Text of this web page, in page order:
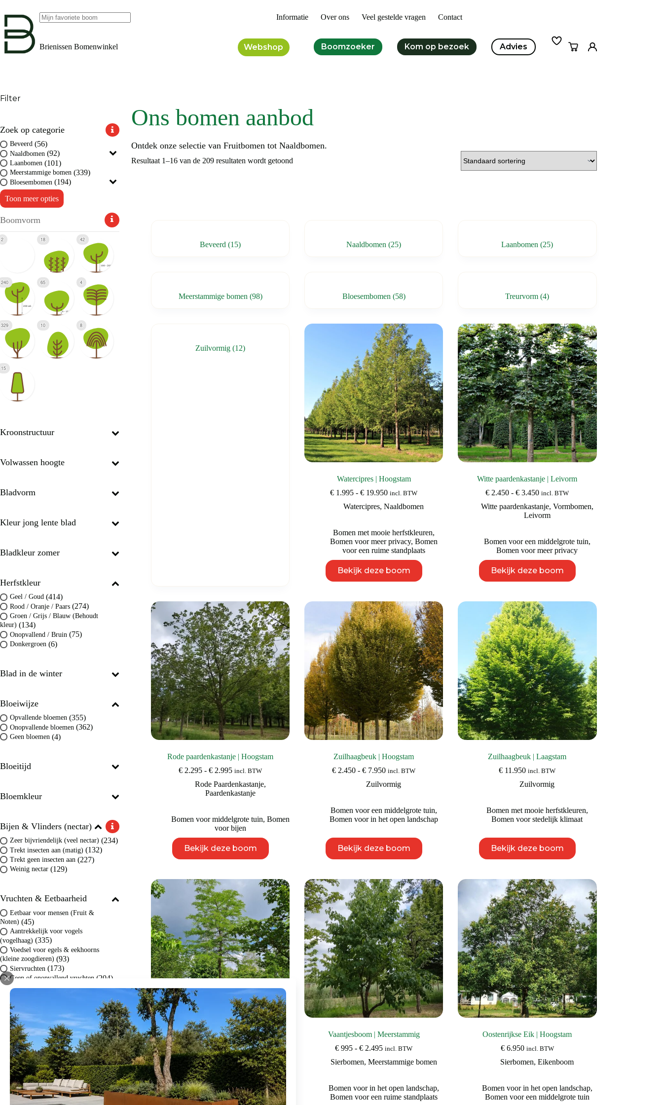
naar
inhoud
Informatie Over ons Veel gestelde vragen Contact
Brienissen Bomenwinkel Webshop Boomzoeker Kom op bezoek Advies Winkelwagen
Ons bomen aanbod
Ontdek onze selectie van Fruitbomen tot Naaldbomen.
Resultaat 1–16 van de 209 resultaten wordt getoond
Beveerd(15) Naaldbomen(25) Laanbomen(25)
Meerstammige bomen (98) Bloesembomen (58) Treurvorm(4)
Zuilvormig(12)
Watercipres | Hoogstam
€ 1.995 - € 19.950Prijsklasse:
tot
incl. BTW
Watercipres,Naaldbomen
Bomen met mooie herfstkleuren,
Bomen voor meer privacy, Bomen
voor een ruime standplaats
Bekijk deze boom
product
heeft
Deze
optie
kan
gekozen
worden
op
de
productpagina
Witte paardenkastanje | Leivorm
€ 2.450 - € 3.450Prijsklasse:
tot
€ 3.450
incl. BTW
Witte paardenkastanje, Vormbomen,
Leivorm
Bomen voor een middelgrote tuin,
Bomen voor meer privacy
Bekijk deze boom
product
heeft
Deze
optie
kan
gekozen
worden
op
de
productpagina
Rode paardenkastanje | Hoogstam
€ 2.295 - € 2.995Prijsklasse:
tot
€ 2.995
incl. BTW
Rode Paardenkastanje,
Paardenkastanje
Bomen voor middelgrote tuin, Bomen
voor bijen
Bekijk deze boom
product
heeft
Deze
optie
kan
gekozen
worden
op
de
productpagina
Zuilhaagbeuk | Hoogstam
€ 2.450 - € 7.950Prijsklasse:
tot
incl. BTW
Zuilvormig
Bomen voor een middelgrote tuin,
Bomen voor in het open landschap
Bekijk deze boom
product
heeft
Deze
optie
kan
gekozen
worden
op
de
productpagina
Zuilhaagbeuk | Laagstam
€ 11.950 incl. BTW
Zuilvormig
Bomen met mooie herfstkleuren,
Bomen voor stedelijk klimaat
Bekijk deze boom
product
heeft
Deze
optie
kan
gekozen
worden
op
de
productpagina
Valse Christusdoorn | Hoogstam
€2.995 - €9.750Prijsklasse:
€ 2.995
tot
€ 9.750
incl. BTW
Sierbomen,Valse christusdoorn
Bomen met mooie herfstkleuren,
Snelgroeiende bomen,Bomen voor
Vaantjesboom | Meerstammig
€ 995 - € 2.495Prijsklasse:
tot
incl. BTW
Sierbomen, Meerstammige bomen
Bomen voor in het open landschap,
Bomen voor een ruime standplaats
Oostenrijkse Eik | Hoogstam
€6.950 incl. BTW
Sierbomen,Eikenboom
Bomen voor in het open landschap,
Bomen voor een middelgrote tuin
Filter
Zoek op categorie
Beveerd (56)
Naaldbomen (92)
Laanbomen (101)
Meerstammige bomen (339)
Bloesembomen (194)
Toon meer opties
Boomvorm
2 18 42
240 65 4
329 10 8
15
Kroonstructuur
Volwassen hoogte
Bladvorm
Kleur jong lente blad
Bladkleur zomer
Herfstkleur
Geel / Goud (414)
Rood / Oranje / Paars (274)
Groen / Grijs / Blauw (Behoudt
kleur) (134)
Onopvallend / Bruin (75)
Donkergroen (6)
Blad in de winter
Bloeiwijze
Opvallende bloemen (355)
Onopvallende bloemen (362)
Geen bloemen (4)
Bloeitijd
Bloemkleur
Bijen & Vlinders (nectar)
Zeer bijvriendelijk (veel nectar) (234)
Trekt insecten aan (matig) (132)
Trekt geen insecten aan (227)
Weinig nectar (129)
Vruchten & Eetbaarheid
Eetbaar voor mensen (Fruit &
Noten) (45)
Aantrekkelijk voor vogels
(vogelhaag) (335)
Voedsel voor egels & eekhoorns
(kleine zoogdieren) (93)
Siervruchten (173)
Geen of onopvallend vruchten (204)
Grondsoort
Lichte klei / Leem / Zavel
(Vruchtbaar)(740)
Zandgrond (Droog &
Doorlatend)(689)
Kleigrond (Vast & Vochtig)(520)
Veengrond / Zure grond(239)
Zonlicht